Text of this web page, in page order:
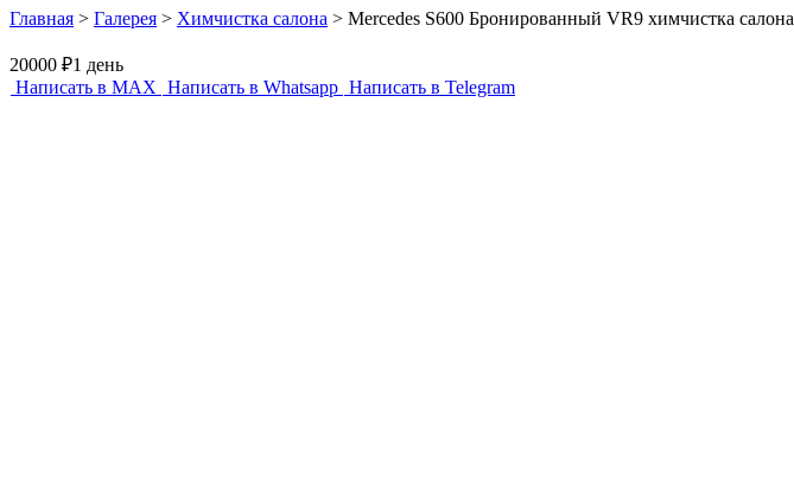
Главная > Галерея > Химчистка салона > Mercedes S600 Бронированный VR9 химчистка салона
20000 ₽1 день
Написать в MAX Написать в Whatsapp Написать в Telegram